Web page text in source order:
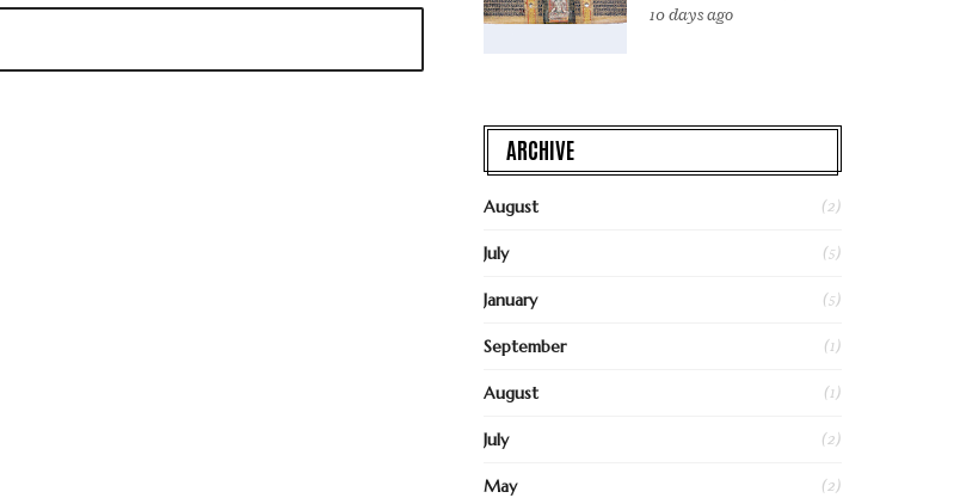
10 days ago
ARCHIVE
August (2)
July (5)
January (5)
September (1)
August (1)
July (2)
May (2)